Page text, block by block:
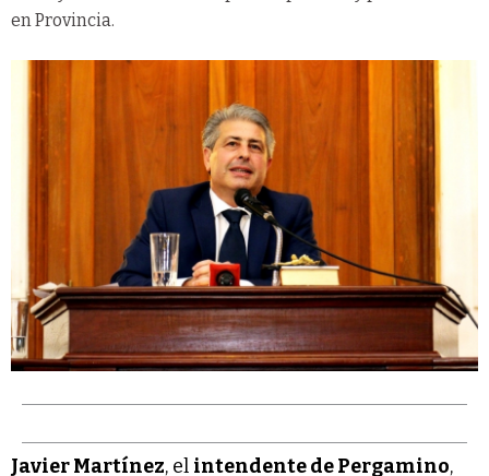
en Provincia.
Javier Martínez, el intendente de Pergamino,